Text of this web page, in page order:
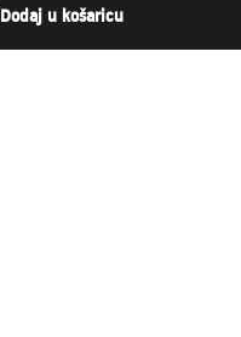
Dodaj u košaricu